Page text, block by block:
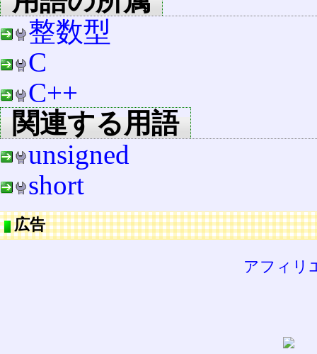
整数型
C
C++
関連する用語
unsigned
short
広告
アフィリ